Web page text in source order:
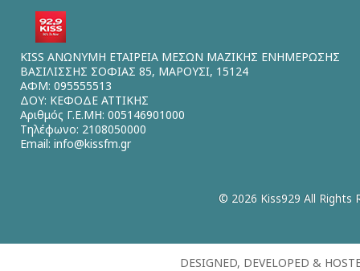
KISS ΑΝΩΝΥΜΗ ΕΤΑΙΡΕΙΑ ΜΕΣΩΝ ΜΑΖΙΚΗΣ ΕΝΗΜΕΡΩΣΗΣ
ΒΑΣΙΛΙΣΣΗΣ ΣΟΦΙΑΣ 85, ΜΑΡΟΥΣΙ, 15124
ΑΦΜ: 095555513
ΔΟΥ: ΚΕΦΟΔΕ ΑΤΤΙΚΗΣ
Αριθμός Γ.Ε.ΜΗ: 005146901000
Τηλέφωνο: 2108050000
Email: info@kissfm.gr
© 2026 Kiss929 All Rights
DESIGNED, DEVELOPED &